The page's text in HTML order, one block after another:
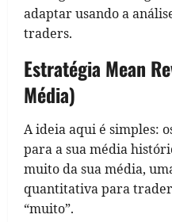
adaptar usando a
traders.
Estratégia Mean
Média)
A ideia aqui é simples:
para a sua média
muito da sua média,
quantitativa para
“muito”.